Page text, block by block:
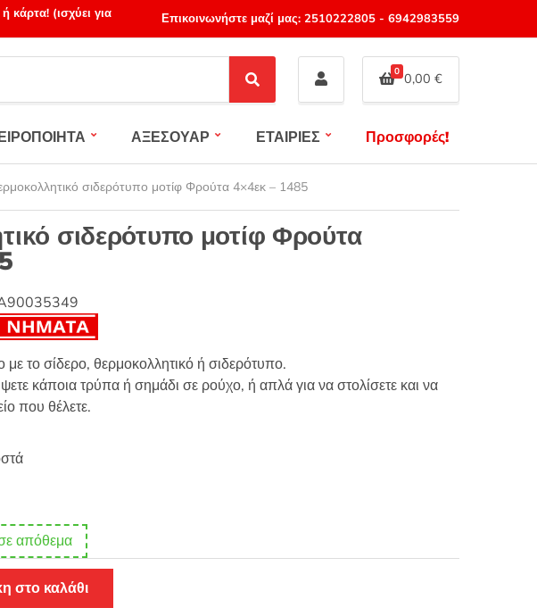
(ισχύει για Επικοινωνήστε μαζί μας: 2510222805- 6942983559
S
e
c
0 0,00 €
ΑΞΕΣΟΥΑΡ ΕΤΑΙΡΙΕΣ Προσφορές!
σιδερότυπο μοτίφ Φρούτα 4×4εκ – 1485
σιδερότυπο μοτίφ Φρούτα
το σίδερο, θερμοκολλητικό ή σιδερότυπο.
κάποια τρύπα ή σημάδι σε ρούχο, ή απλά για να στολίσετε και να
που θέλετε.
απόθεμα
στο καλάθι